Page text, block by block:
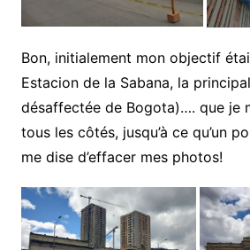
Bon, initialement mon objectif
Estacion de la Sabana, la
désaffectée de Bogota)…. que je
tous les côtés, jusqu’à ce qu’un
me dise d’effacer mes photos!